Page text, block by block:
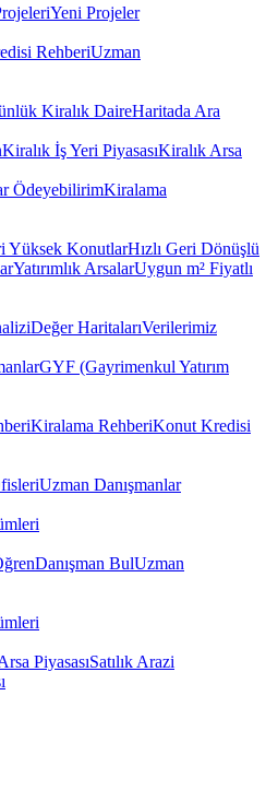
Yeni Projeler
RehberiUzman
Kiralık DaireHaritada Ara
Kiralık İş Yeri PiyasasıKiralık Arsa
ÖdeyebilirimKiralama
Yüksek KonutlarHızlı Geri Dönüşlü
Yatırımlık ArsalarUygun m² Fiyatlı
Değer HaritalarıVerilerimiz
GYF (Gayrimenkul Yatırım
Kiralama RehberiKonut Kredisi
Uzman Danışmanlar
Danışman BulUzman
PiyasasıSatılık Arazi